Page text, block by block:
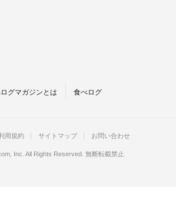
グマガジンとは 食べログ
用規約 サイトマップ お問い合わせ
Inc. All Rights Reserved. 無断転載禁止